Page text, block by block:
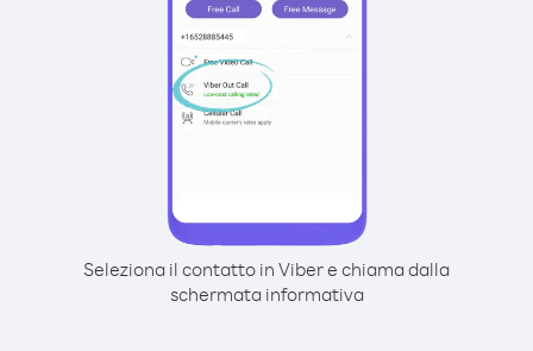
Seleziona il contatto in Viber e chiama dalla
schermata informativa